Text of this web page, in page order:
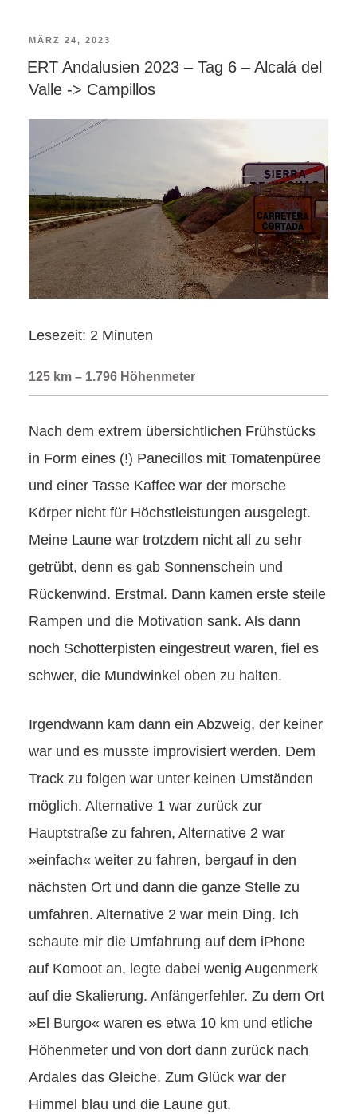
VERÖFFENTLICHT
AM
MÄRZ 24, 2023
ERT Andalusien 2023 – Tag 6 – Alcalá del
Valle -> Campillos
Lesezeit: 2 Minuten
125 km – 1.796 Höhenmeter
Nach dem extrem übersichtlichen Frühstücks
in Form eines (!) Panecillos mit Tomatenpüree
und einer Tasse Kaffee war der morsche
Körper nicht für Höchstleistungen ausgelegt.
Meine Laune war trotzdem nicht all zu sehr
getrübt, denn es gab Sonnenschein und
Rückenwind. Erstmal. Dann kamen erste steile
Rampen und die Motivation sank. Als dann
noch Schotterpisten eingestreut waren, fiel es
schwer, die Mundwinkel oben zu halten.
Irgendwann kam dann ein Abzweig, der keiner
war und es musste improvisiert werden. Dem
Track zu folgen war unter keinen Umständen
möglich. Alternative 1 war zurück zur
Hauptstraße zu fahren, Alternative 2 war
»einfach« weiter zu fahren, bergauf in den
nächsten Ort und dann die ganze Stelle zu
umfahren. Alternative 2 war mein Ding. Ich
schaute mir die Umfahrung auf dem iPhone
auf Komoot an, legte dabei wenig Augenmerk
auf die Skalierung. Anfängerfehler. Zu dem Ort
»El Burgo« waren es etwa 10 km und etliche
Höhenmeter und von dort dann zurück nach
Ardales das Gleiche. Zum Glück war der
Himmel blau und die Laune gut.